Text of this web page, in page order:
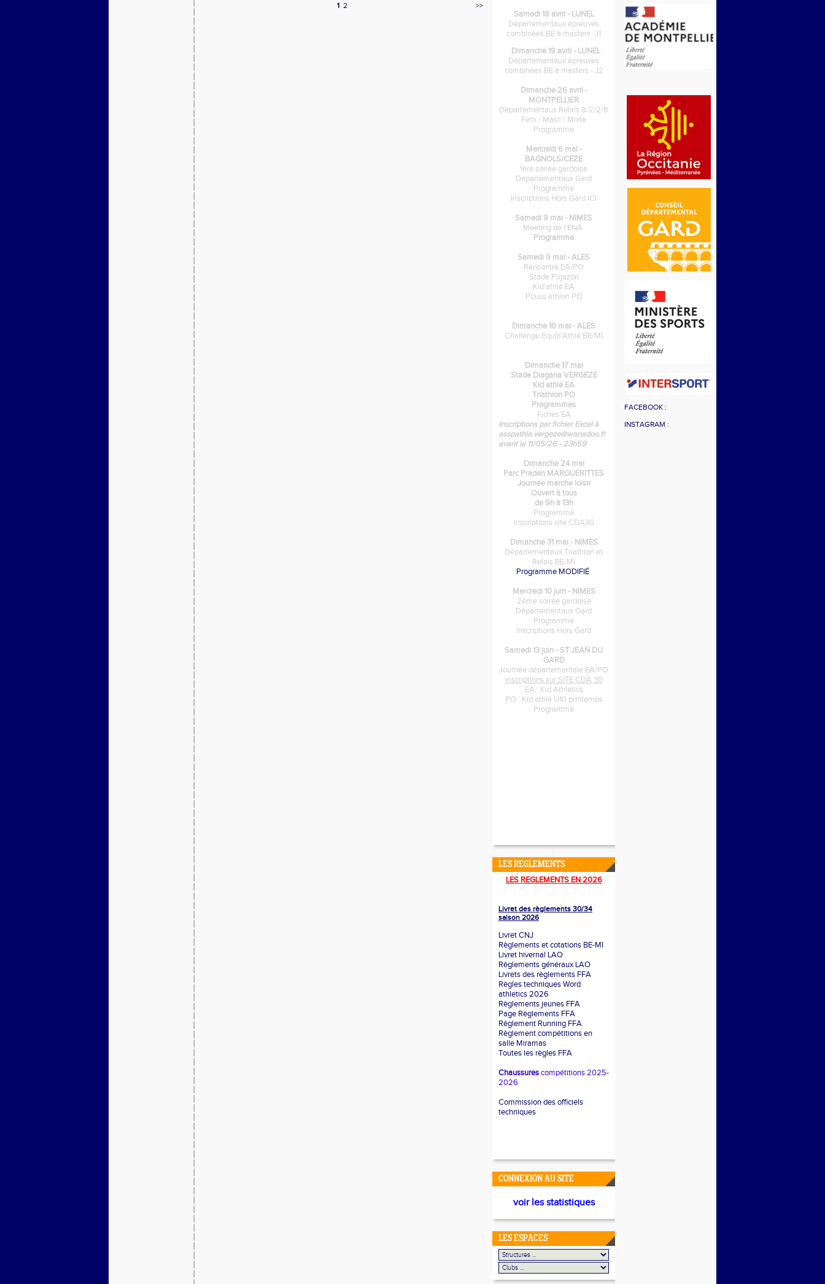
1 2 >>
Samedi 18 avril - LUNEL
Départementaux épreuves
combinées BE à masters -J1
Dimanche 19 avril - LUNEL
Départementaux épreuves
combinées BE à masters - J2
Dimanche 26 avril -
MONTPELLIER
Départementaux Relais 8/2/2/8
Fem / Masc / Mixte
Programme
Mercredi 6 mai -
BAGNOLS/CEZE
1ère soirée gardoise
Départementaux Gard
Programme
Inscriptions Hors Gard ICI
Samedi 9 mai - NIMES
Meeting de l'ENA
Programme
Samedi 9 mai - ALES
Rencontre EA/PO
Stade Pujazon
Kid'athlé EA
Pouss'athlon PO
Dimanche 10 mai - ALES
Challenge Equip'Athlé BE/MI
Dimanche 17 mai
Stade Diagana VERGEZE
Kid athlé EA
Triathlon PO
Programmes
Fiches EA
Inscriptions par fichier Excel à
asspathle.vergeze@wanadoo.fr
avant le 11/05/26 - 23h59
Dimanche 24 mai
Parc Praden MARGUERITTES
Journée marche loisir
Ouvert à tous
de 9h à 13h
Programme
Inscriptions site CDA30
Dimanche 31 mai - NIMES
Départementaux Triathlon et
Relais BE/MI
Programme MODIFIÉ
Mercredi 10 juin - NIMES
2ème soirée gardoise
Départementaux Gard
Programme
Inscriptions Hors Gard
Samedi 13 juin - ST JEAN DU
GARD
Journée départementale EA/PO
Inscriptions sur SITE CDA 30
EA : Kid Athletics
PO : Kid athlé U10 printemps
Programme
LES REGLEMENTS
LES REGLEMENTS EN 2026
Livret des règlements 30/34
saison 2026
Livret CNJ
Règlements et cotations BE-MI
Livret hivernal LAO
Règlements généraux LAO
Livrets des règlements FFA
Règles techniques Word
athletics 2026
Règlements jeunes FFA
Page Règlements FFA
Règlement Running FFA
Règlement compétitions en
salle Miramas
Toutes les règles FFA
Chaussurescompétitions 2025-
2026
Commission des officiels
techniques
CONNEXION AU SITE
voir les statistiques
LES ESPACES
FACEBOOK :
INSTAGRAM :